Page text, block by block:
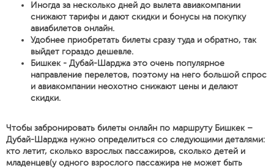
Иногда за несколько дней до вылета авиакомпании
снижают тарифы и дают скидки и бонусы на покупку
авиабилетов онлайн.
Удобнее приобретать билеты сразу туда и обратно, так
выйдет гораздо дешевле.
Бишкек - Дубай-Шарджа это очень популярное
направление перелетов, поэтому на него большой спрос
и авиакомпании неохотно снижают цены и делают
скидки.
Чтобы забронировать билеты онлайн по маршруту Бишкек –
Дубай-Шарджа нужно определиться со следующими деталями:
кто летит, сколько взрослых пассажиров, сколько детей и
младенцев(у одного взрослого пассажира не может быть